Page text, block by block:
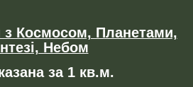
Космосом, Планетами,
Небом
за 1 кв.м.